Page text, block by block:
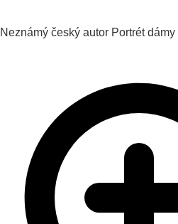
Neznámý český autor Portrét dámy